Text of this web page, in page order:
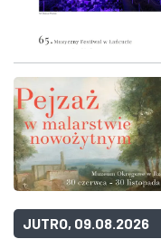
JUTRO, 09.08.2026